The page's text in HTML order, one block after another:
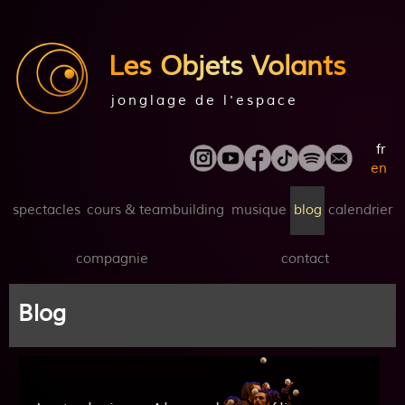
Les Objets Volants
jonglage de l'espace
fr
en
spectacles cours & teambuilding musique blog calendrier
compagnie contact
Blog